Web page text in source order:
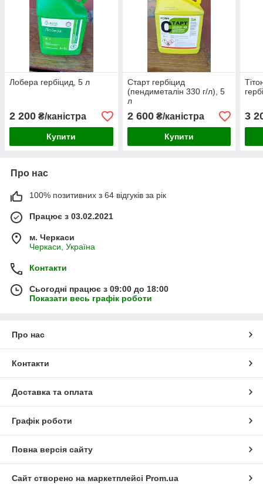
Лобера гербіцид, 5 л
2 200 ₴/каністра
Купити
Старт гербіцид
(пендиметалін 330 г/л), 5
л
2 600₴/каністра
Купити
3
Про нас
100% позитивних з 64 відгуків за рік
Працює з 03.02.2021
м. Черкаси
Черкаси, Україна
Контакти
Сьогодні працює з 09:00 до 18:00
Показати весь графік роботи
Про нас
Контакти
Доставка та оплата
Графік роботи
Повна версія сайту
Сайт створено на маркетплейсі Prom.ua